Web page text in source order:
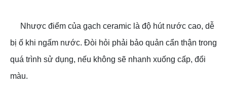
Nhược điểm của gạch ceramic là độ hút nước cao, dễ
bị ố khi ngấm nước. Đòi hỏi phải bảo quản cẩn thận trong
quá trình sử dụng, nếu không sẽ nhanh xuống cấp, đổi
màu.